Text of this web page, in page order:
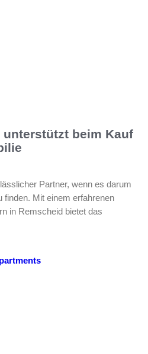
beim Kauf
Partner, wenn es darum
finden. Mit einem erfahrenen
in Remscheid bietet das